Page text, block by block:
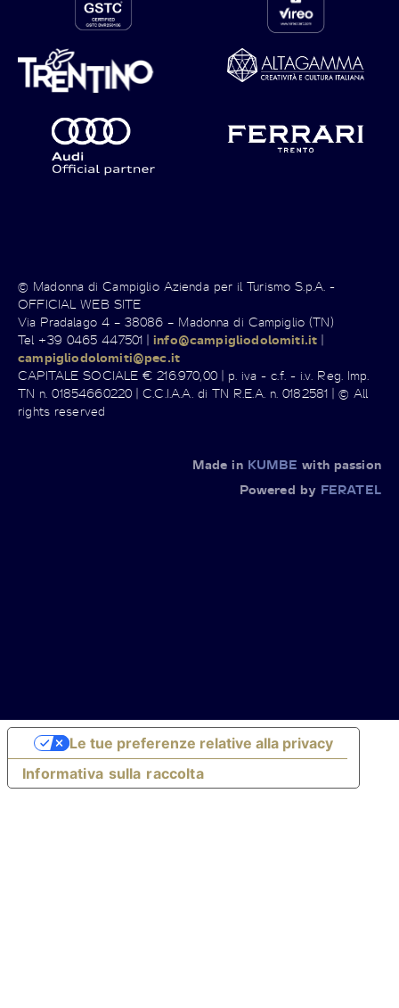
© Madonna di Campiglio Azienda per il Turismo S.p.A. -
OFFICIAL WEB SITE
Via Pradalago 4 – 38086 – Madonna di Campiglio (TN)
Tel +39 0465 447501 |info@campigliodolomiti.it |
campigliodolomiti@pec.it
CAPITALE SOCIALE € 216.970,00 | p. iva - c.f. - i.v. Reg. Imp.
TN n. 01854660220 | C.C.I.A.A. di TN R.E.A. n. 0182581 | © All
rights reserved
Made in KUMBE with passion
Powered by FERATEL
Informativa sulla raccolta
Le tue preferenze relative alla privacy